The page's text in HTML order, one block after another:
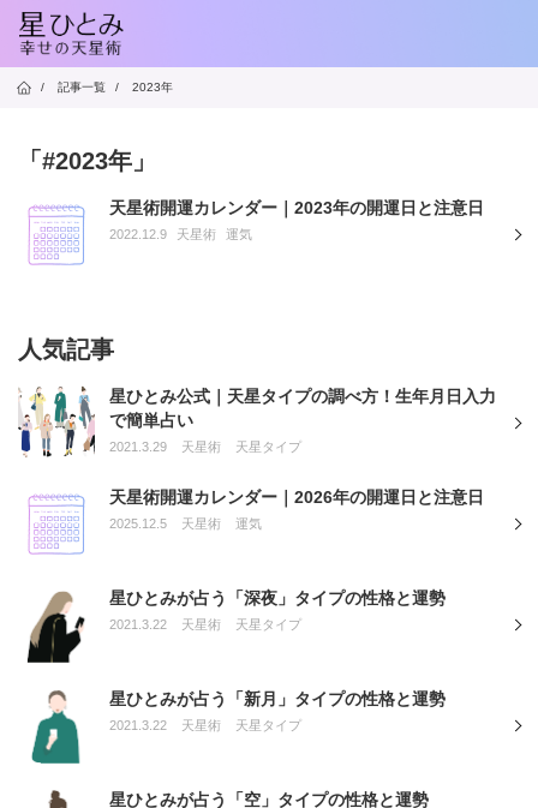
/ 記事一覧 / 2023年
「#2023年」
天星術開運カレンダー｜2023年の開運日と注意日
2022.12.9 天星術 運気
人気記事
星ひとみ公式｜天星タイプの調べ方！生年月日入力
で簡単占い
2021.3.29 天星術 天星タイプ
天星術開運カレンダー｜2026年の開運日と注意日
2025.12.5 天星術 運気
星ひとみが占う「深夜」タイプの性格と運勢
2021.3.22 天星術 天星タイプ
星ひとみが占う「新月」タイプの性格と運勢
2021.3.22 天星術 天星タイプ
星ひとみが占う「空」タイプの性格と運勢